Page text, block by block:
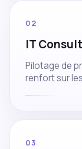
02
IT
Pilotage de
renfort sur
03